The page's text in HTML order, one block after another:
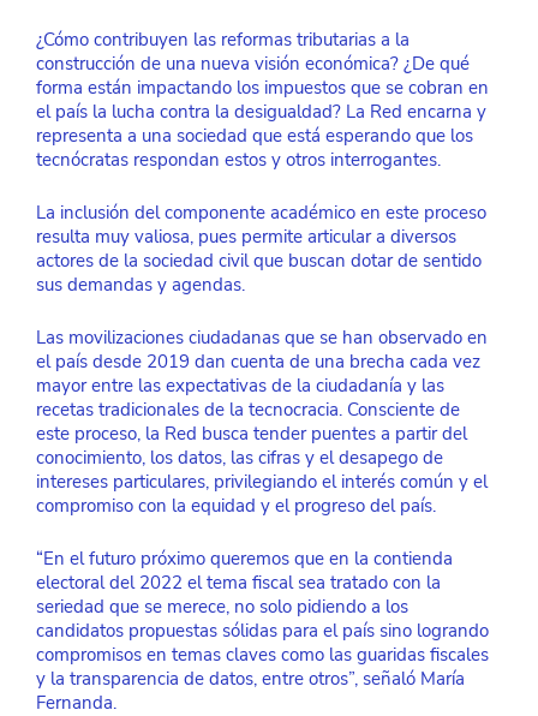
¿Cómo contribuyen las reformas tributarias a la
construcción de una nueva visión económica? ¿De qué
forma están impactando los impuestos que se cobran en
el país la lucha contra la desigualdad? La Red encarna y
representa a una sociedad que está esperando que los
tecnócratas respondan estos y otros interrogantes.
La inclusión del componente académico en este proceso
resulta muy valiosa, pues permite articular a diversos
actores de la sociedad civil que buscan dotar de sentido
sus demandas y agendas.
Las movilizaciones ciudadanas que se han observado en
el país desde 2019 dan cuenta de una brecha cada vez
mayor entre las expectativas de la ciudadanía y las
recetas tradicionales de la tecnocracia. Consciente de
este proceso, la Red busca tender puentes a partir del
conocimiento, los datos, las cifras y el desapego de
intereses particulares, privilegiando el interés común y el
compromiso con la equidad y el progreso del país.
“En el futuro próximo queremos que en la contienda
electoral del 2022 el tema fiscal sea tratado con la
seriedad que se merece, no solo pidiendo a los
candidatos propuestas sólidas para el país sino logrando
compromisos en temas claves como las guaridas fiscales
y la transparencia de datos, entre otros”, señaló María
Fernanda.